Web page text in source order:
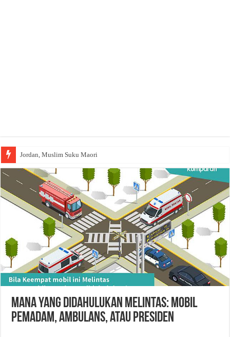
Jordan, Muslim Suku Maori
Mana yang Didahulukan Melintas: Mobil
Pemadam, Ambulans, atau Presiden